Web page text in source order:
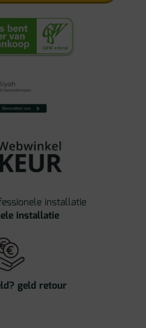
installatie
geld retour